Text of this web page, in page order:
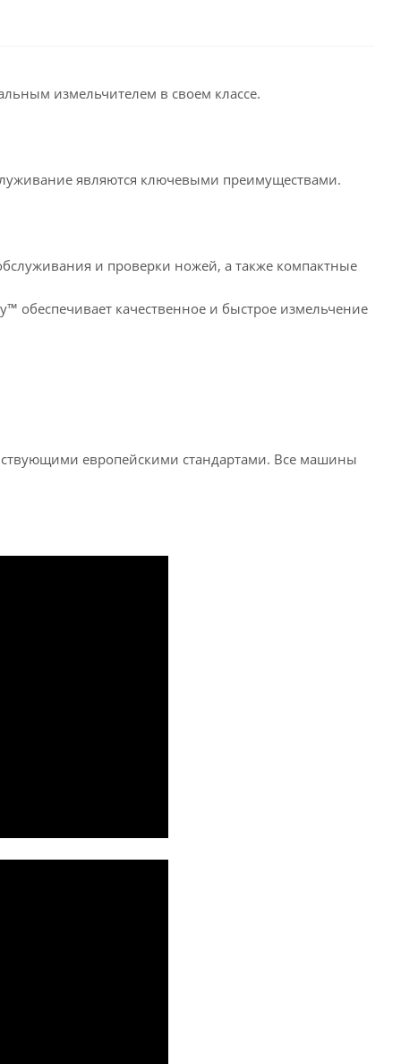
измельчителем в своем классе.
являются ключевыми преимуществами.
и проверки ножей, а также компактные
обеспечивает качественное и быстрое измельчение
европейскими стандартами. Все машины